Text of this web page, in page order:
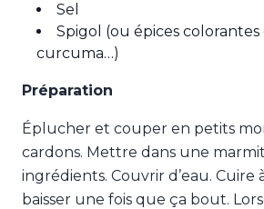
Sel
Spigol (ou épices
curcuma…)
Préparation
Éplucher et couper en petits
cardons. Mettre dans une
ingrédients. Couvrir d’eau. Cuire
baisser une fois que ça bout.